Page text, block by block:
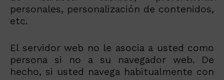
personales, personalización de contenidos,
etc.
El servidor web no le asocia a usted como
persona si no a su navegador web. De
hecho, si usted navega habitualmente con